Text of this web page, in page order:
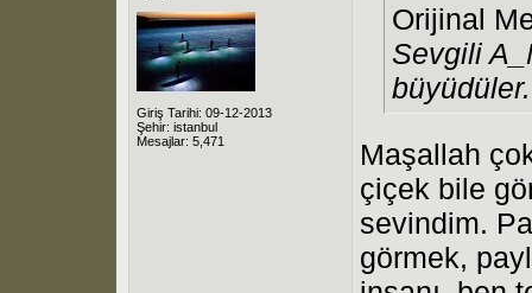
Giriş Tarihi: 09-12-2013
Şehir: istanbul
Mesajlar: 5,471
Orijinal
Sevgili
Maşallah
çiçek bile
sevindim.
görmek,